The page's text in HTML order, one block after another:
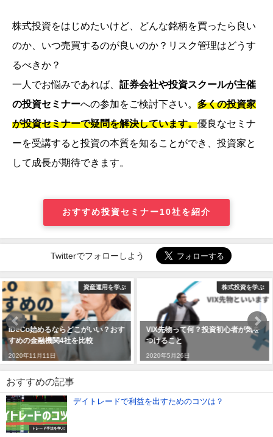
株式投資をはじめたいけど、どんな銘柄を買ったら良い
のか、いつ売買するのが良いのか？リスク管理はどうす
るべきか？
一人でお悩みであれば、 証券会社や投資スクールが主催
の投資セミナーへの参加をご検討下さい。 多くの投資家
が投資セミナーで疑問を解決しています。優良なセミナ
ーを受講すると投資の本質を知ることができ、投資家と
して成長が期待できます。
おすすめ投資セミナー10社を紹介
Twitterでフォローしよう
株式投資を学ぶ
VIX先物って何？投資初心者が気を
つけること
2020年5月26日
投資の勉強
2022年最新版-株式投資セミナーの
選び方【おすすめセミナー10社を
紹介】
おすすめの記事
トレード手法を学ぶ
デイトレードで利益を出すためのコツは？